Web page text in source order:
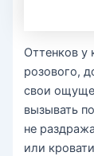
Оттенков у
розового,
свои
вызывать
не
или